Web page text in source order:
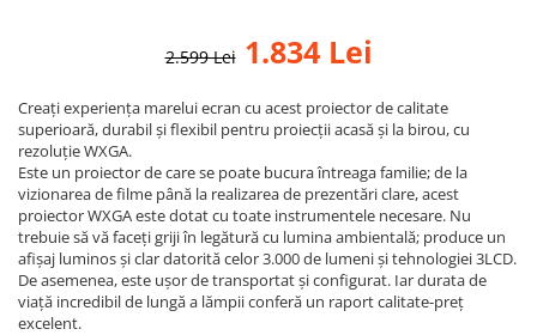
2.599 Lei 1.834 Lei
Creați experiența marelui ecran cu acest proiector de calitate
superioară, durabil și flexibil pentru proiecții acasă și la birou, cu
rezoluție WXGA.
Este un proiector de care se poate bucura întreaga familie; de la
vizionarea de filme până la realizarea de prezentări clare, acest
proiector WXGA este dotat cu toate instrumentele necesare. Nu
trebuie să vă faceți griji în legătură cu lumina ambientală; produce un
afișaj luminos și clar datorită celor 3.000 de lumeni și tehnologiei 3LCD.
De asemenea, este ușor de transportat și configurat. Iar durata de
viață incredibil de lungă a lămpii conferă un raport calitate-preț
excelent.